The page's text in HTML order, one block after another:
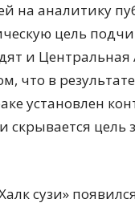
на аналитику
цель
и Центральная
что в
установлен
цель
сузи»